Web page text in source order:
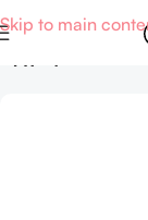
Skip to main